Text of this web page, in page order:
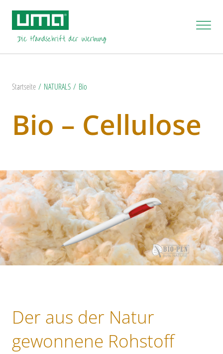
Startseite NATURALS Bio
Bio – Cellulose
Der aus der Natur
gewonnene Rohstoff